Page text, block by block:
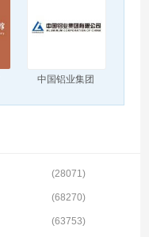
中国铝业集团
(28071)
(68270)
(63753)